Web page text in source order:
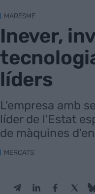
MARESME
Inever,
líders
L'empresa amb
líder de l'Estat
de màquines
MERCATS